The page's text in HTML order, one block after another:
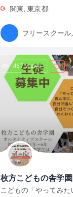
関東 東京都
467 views
枚方こどもの舎学園